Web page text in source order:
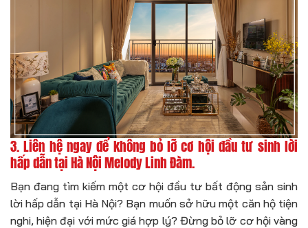
3. Liên hệ ngay để không bỏ lỡ cơ hội đầu tư sinh lời
hấp dẫn tại Hà Nội Melody Linh Đàm.
Bạn đang tìm kiếm một cơ hội đầu tư bất động sản sinh
lời hấp dẫn tại Hà Nội? Bạn muốn sở hữu một căn hộ tiện
nghi, hiện đại với mức giá hợp lý? Đừng bỏ lỡ cơ hội vàng